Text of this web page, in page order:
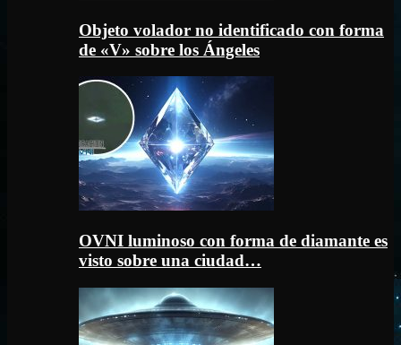
Objeto volador no identificado con forma
de «V» sobre los Ángeles
OVNI luminoso con forma de diamante es
visto sobre una ciudad…